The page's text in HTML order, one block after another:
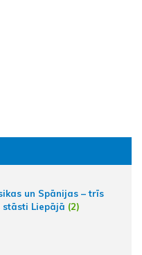
un Spānijas – trīs
stāsti Liepājā (2)